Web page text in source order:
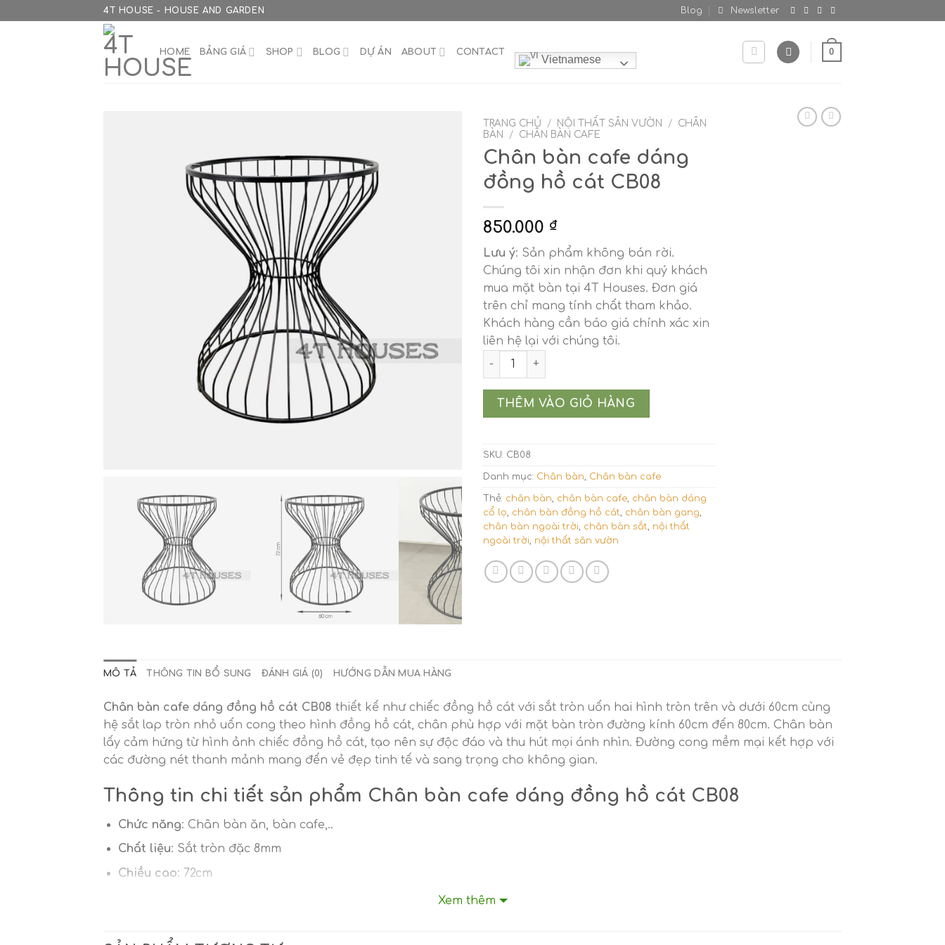
to
4T HOUSE - HOUSE AND GARDEN Blog Newsletter
HOME BẢNG GIÁ SHOP BLOG DỰ ÁN ABOUT CONTACT
Vietnamese
0
TRANG CHỦ / NỘI THẤT SÂN VƯỜN / CHÂN
BÀN
/ CHÂN BÀN CAFE
Chân bàn cafe dáng
đồng hồ cát CB08
850.000 ₫
Lưu ý: Sản phẩm không bán rời.
Chúng tôi xin nhận đơn khi quý khách
mua mặt bàn tại 4T Houses. Đơn giá
trên chỉ mang tính chất tham khảo.
Khách hàng cần báo giá chính xác xin
liên hệ lại với chúng tôi.
Chân bàn cafe dáng đồng hồ cát CB08 số lượng
THÊM VÀO GIỎ HÀNG
SKU: CB08
Danh mục: Chân bàn Chân bàn cafe
Thẻ: chân bàn chân bàn cafe chân bàn dáng
cổ lọ
chân bàn đồng hồ cát chân bàn gang
chân bàn ngoài trời chân bàn sắt
nội thất
ngoài trời nội thất sân vườn
MÔ TẢ THÔNG TIN BỔ SUNG ĐÁNH GIÁ (0) HƯỚNG DẪN MUA HÀNG
Chân bàn cafe dáng đồng hồ cát CB08 thiết kế như chiếc đồng hồ cát với sắt tròn uốn hai hình tròn trên và dưới 60cm cùng
hệ sắt lap tròn nhỏ uốn cong theo hình đồng hồ cát, chân phù hợp với mặt bàn tròn đường kính 60cm đến 80cm. Chân bàn
lấy cảm hứng từ hình ảnh chiếc đồng hồ cát, tạo nên sự độc đáo và thu hút mọi ánh nhìn. Đường cong mềm mại kết hợp với
các đường nét thanh mảnh mang đến vẻ đẹp tinh tế và sang trọng cho không gian.
Thông tin chi tiết sản phẩm Chân bàn cafe dáng đồng hồ cát CB08
Chức năng: Chân bàn ăn, bàn cafe,..
Chất liệu: Sắt tròn đặc 8mm
Chiều cao: 72cm
Xem thêm